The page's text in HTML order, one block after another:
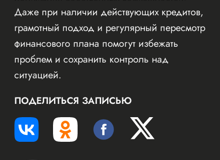
Даже при наличии действующих кредитов,
грамотный подход и регулярный пересмотр
финансового плана помогут избежать
проблем и сохранить контроль над
ситуацией.
ПОДЕЛИТЬСЯ ЗАПИСЬЮ